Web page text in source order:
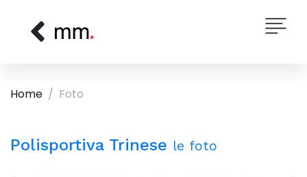
Home Foto
Polisportiva Trinese le foto